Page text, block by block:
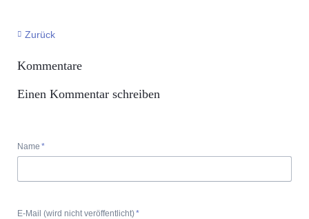
Zurück
Kommentare
Einen Kommentar schreiben
Pflichtfeld
Name *
Pflichtfeld
E-Mail (wird nicht veröffentlicht)*